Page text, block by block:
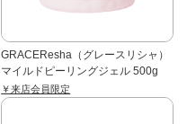
GRACEResha（グレースリシャ）
マイルドピーリングジェル 500g
￥来店会員限定